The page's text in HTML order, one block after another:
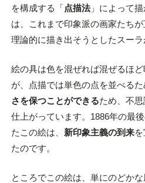
を構成する「点描法」によって
は、これまで印象派の画家たち
理論的に描き出そうとしたスーラ
絵の具は色を混ぜれば混ぜるほ
が、点描では単色の点を並べるた
さを保つことができるため、不
仕上がっています。1886年の最
たこの絵は、 新印象主義の到来を
たのです。
ところでこの絵は、単にのどか